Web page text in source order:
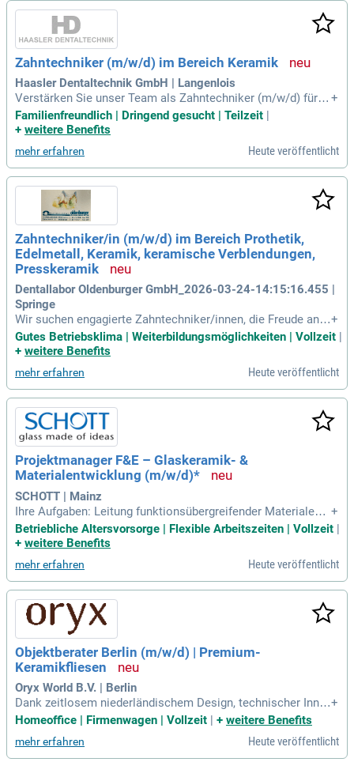
n Team geschätzt. Zudem fördern wir deine individuelle Wei
terentwicklung durch gezielte Fort- und Weiterbildungen. We
rde Teil eines Umfelds, das Teamgeist und Eigenverantwort
ung großschreibt!
Zahntechniker (m/w/d) im Bereich Keramik
Haasler Dentaltechnik GmbH | Langenlois
Verstärken Sie unser Team als Zahntechniker (m/w/d) für K
eramik! Vollzeit/Teilzeit (ab 20 Wochenstunden) in Langenl
ois. Gestalten Sie hochwertige Keramikverblendungen auf Z
+
Familienfreundlich | Dringend gesucht | Teilzeit |
+ weitere Benefits
mehr erfahren Heute veröffentlicht
Zahntechniker/in (m/w/d) im Bereich Prothetik,
Edelmetall, Keramik, keramische Verblendungen,
Presskeramik
Dentallabor Oldenburger GmbH_2026-03-24-14:15:16.455 |
Springe
Wir suchen engagierte Zahntechniker/innen, die Freude an h
erausfordernder Teamarbeit haben. Werde Teil unseres koll
egialen Arbeitsumfelds, wo deine Fähigkeiten geschätzt und
rtigen von keramischen Verblendungen, das Bearbeiten und
Anpassen von Gerüsten sowie die Herstellung von Prothese
n. Diese Position ist ideal für dich, wenn du am Anfang dein
er Karriere stehst oder dich weiterentwickeln möchtest. Wic
htig sind jedoch fundierte Kenntnisse und praktische Erfahr
ung in der Zahntechnik. Wir bieten attraktive Sozialleistunge
n sowie umfassende Fort- und Weiterbildungsmöglichkeite
n, um deine Karriere voranzubringen.
+
Gutes Betriebsklima | Weiterbildungsmöglichkeiten | Vollzeit
+ weitere Benefits
mehr erfahren Heute veröffentlicht
Projektmanager F&E – Glaskeramik- &
Materialentwicklung (m/w/d)*
SCHOTT | Mainz
Ihre Aufgaben: Leitung funktionsübergreifender Materialent
wicklungsprojekte für Gläser und Glaskeramiken – von der f
rühen Konzeptphase und dem Laborscreening über Pilotvers
ung in den Business
+
Betriebliche Altersvorsorge | Flexible Arbeitszeiten | Vollzeit |
+ weitere Benefits
mehr erfahren Heute veröffentlicht
Objektberater Berlin (m/w/d) | Premium-
Keramikfliesen
Oryx World B.V. | Berlin
Dank zeitlosem niederländischem Design, technischer Inno
vation und der weltweit anerkannten Cradle-to-Cradle-Gold-Z
ertifizierung zählt Mosa zur absoluten Spitze im Bereich nac
hhaltiger Keramik.
+
Homeoffice | Firmenwagen | Vollzeit | + weitere Benefits
mehr erfahren Heute veröffentlicht